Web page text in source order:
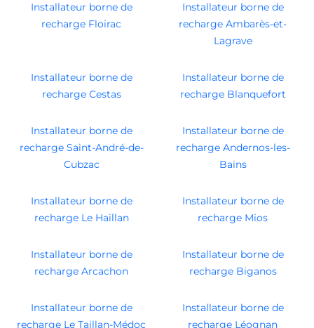
Installateur borne de
recharge Floirac
Installateur borne de
recharge Ambarès-et-
Lagrave
Installateur borne de
recharge Cestas
Installateur borne de
recharge Blanquefort
Installateur borne de
recharge Saint-André-de-
Cubzac
Installateur borne de
recharge Andernos-les-
Bains
Installateur borne de
recharge Le Haillan
Installateur borne de
recharge Mios
Installateur borne de
recharge Arcachon
Installateur borne de
recharge Biganos
Installateur borne de
recharge Le Taillan-Médoc
Installateur borne de
recharge Léognan